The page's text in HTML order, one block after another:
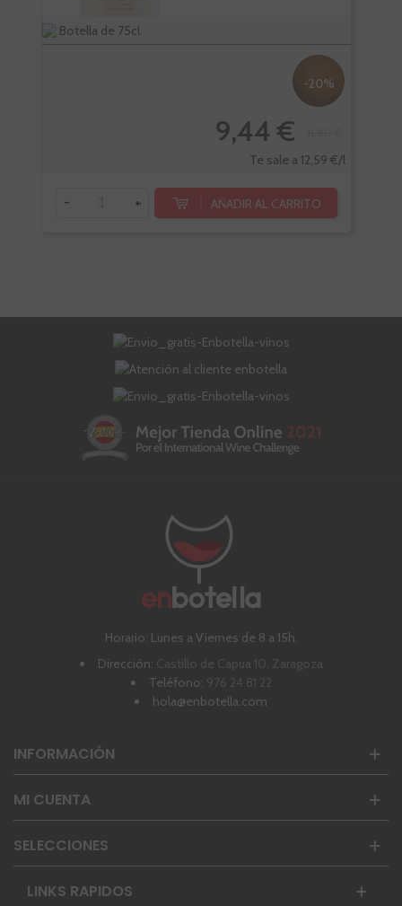
Botella de 75cl.
-20%
9,44 €
Te sale a 12,59 €/l
- + AÑADIR AL CARRITO
Horario: Lunes a Viernes de 8 a 15h.
Dirección: Castillo de Capua 10, Zaragoza
Teléfono: 976 24 81 22
hola@enbotella.com
INFORMACIÓN
MI CUENTA
SELECCIONES
LINKS RAPIDOS